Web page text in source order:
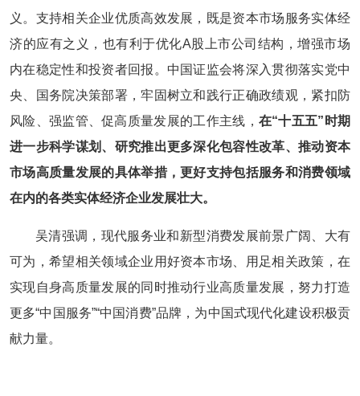
义。支持相关企业优质高效发展，既是资本市场服务实体经
济的应有之义，也有利于优化A股上市公司结构，增强市场
内在稳定性和投资者回报。中国证监会将深入贯彻落实党中
央、国务院决策部署，牢固树立和践行正确政绩观，紧扣防
风险、强监管、促高质量发展的工作主线， 在“十五五”时期
进一步科学谋划、研究推出更多深化包容性改革、推动资本
市场高质量发展的具体举措，更好支持包括服务和消费领域
在内的各类实体经济企业发展壮大。
吴清强调，现代服务业和新型消费发展前景广阔、大有
可为，希望相关领域企业用好资本市场、用足相关政策，在
实现自身高质量发展的同时推动行业高质量发展，努力打造
更多“中国服务”“中国消费”品牌，为中国式现代化建设积极贡
献力量。